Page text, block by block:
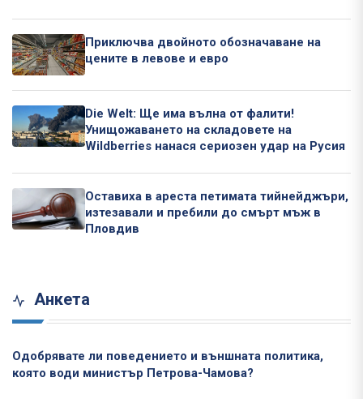
Приключва двойното обозначаване на
цените в левове и евро
Die Welt: Ще има вълна от фалити!
Унищожаването на складовете на
Wildberries нанася сериозен удар на Русия
Оставиха в ареста петимата тийнейджъри,
изтезавали и пребили до смърт мъж в
Пловдив
Анкета
Одобрявате ли поведението и външната политика,
която води министър Петрова-Чамова?